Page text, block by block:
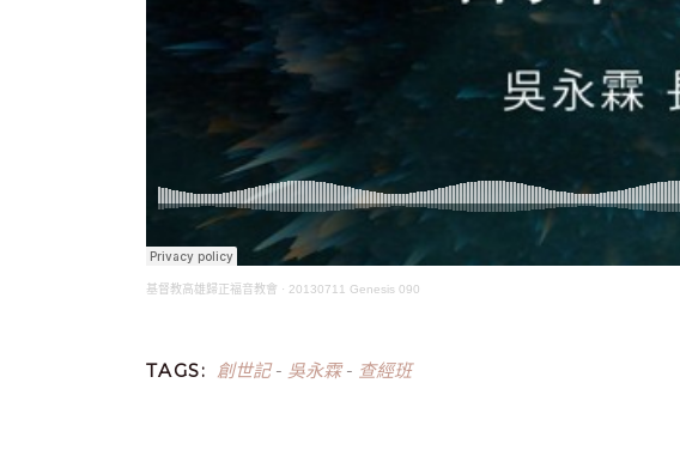
基督教高雄歸正福音教會 · 20130711 Genesis 090
TAGS: 創世記- 吳永霖- 查經班